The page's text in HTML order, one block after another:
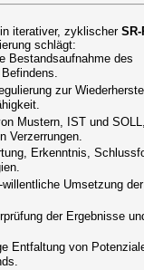
iterativer, zyklischer
schlägt:
Bestandsaufnahme des
Befindens.
zur
Mustern, IST und
Verzerrungen.
Erkenntnis,
willentliche Umsetzung
der Ergebnisse
Entfaltung von